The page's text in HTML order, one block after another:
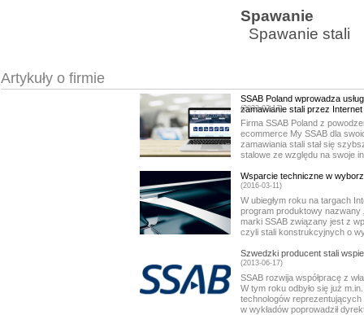
Spawanie
Spawanie stali
Artykuły o firmie
SSAB Poland wprowadza
zamawianie stali przez Internet
(2023-02-17)
Firma SSAB Poland z
ecommerce My SSAB dla
zamawiania stali stał się
stalowe ze względu na swoje
Wsparcie techniczne w
(2016-03-11)
W ubiegłym roku na targach
program produktowy nazwany
marki SSAB związany jest z
czyli stali konstrukcyjnych o
Szwedzki producent stali
(2013-06-17)
SSAB rozwija współpracę z
W tym roku odbyło się już
technologów reprezentujących
w wykładów poprowadził